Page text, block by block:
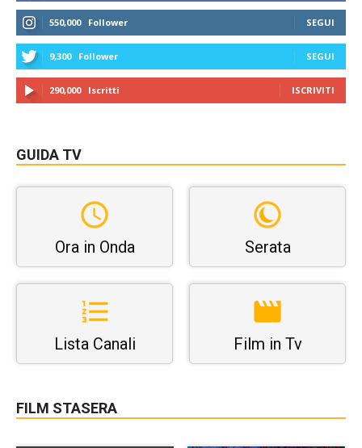
550,000 Follower SEGUI
9,300 Follower SEGUI
290,000 Iscritti ISCRIVITI
GUIDA TV
Ora in Onda Serata
Lista Canali Film in Tv
FILM STASERA